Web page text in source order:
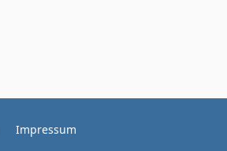
Impressum